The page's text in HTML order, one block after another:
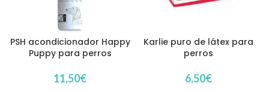
PSH acondicionador Happy
Puppy para perros
11,50€
Karlie puro de látex para
perros
6,50€